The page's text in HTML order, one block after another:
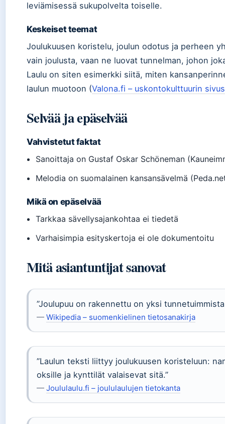
leviämisessä sukupolvelta toiselle.
Keskeiset teemat
Joulukuusen koristelu, joulun odotus ja perheen
vain joulusta, vaan ne luovat tunnelman, johon
Laulu on siten esimerkki siitä, miten
laulun muotoon (Valona.fi – uskontokulttuurin
Selvää ja epäselvää
Vahvistetut faktat
Sanoittaja on Gustaf Oskar Schöneman
Melodia on suomalainen kansansävelmä
Mikä on epäselvää
Tarkkaa sävellysajankohtaa ei tiedetä
Varhaisimpia esityskertoja ei ole dokumentoitu
Mitä asiantuntijat sanovat
”Joulupuu on rakennettu on yksi
— Wikipedia – suomenkielinen tietosanakirja
”Laulun teksti liittyy joulukuusen koristeluun:
oksille ja kynttilät valaisevat sitä.”
— Joululaulu.fi – joululaulujen tietokanta